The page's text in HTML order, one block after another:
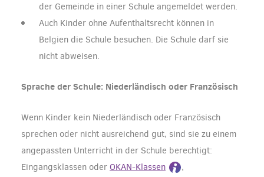
der Gemeinde in einer Schule angemeldet werden.
Auch Kinder ohne Aufenthaltsrecht können in
Belgien die Schule besuchen. Die Schule darf sie
nicht abweisen.
Sprache der Schule: Niederländisch oder Französisch
Wenn Kinder kein Niederländisch oder Französisch
sprechen oder nicht ausreichend gut, sind sie zu einem
angepassten Unterricht in der Schule berechtigt:
Eingangsklassen oder OKAN-Klassen
,